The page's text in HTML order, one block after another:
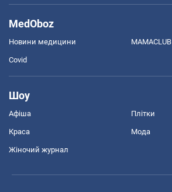
MedOboz
Новини медицини MAMACLUB
Covid
Шоу
Афіша Плітки
Краса Мода
Жіночий журнал